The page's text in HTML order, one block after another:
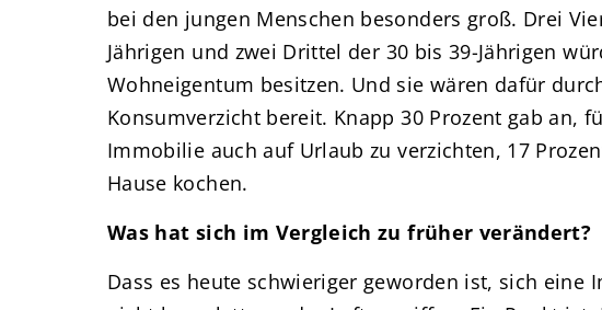
bei den jungen Menschen besonders groß. Drei
Jährigen und zwei Drittel der 30 bis 39-Jährigen
Wohneigentum besitzen. Und sie wären dafür
Konsumverzicht bereit. Knapp 30 Prozent gab an,
Immobilie auch auf Urlaub zu verzichten, 17
Hause kochen.
Was hat sich im Vergleich zu früher verändert?
Dass es heute schwieriger geworden ist, sich eine